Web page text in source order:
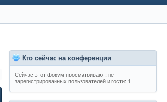
Кто сейчас на конференции
Сейчас этот форум просматривают: нет
зарегистрированных пользователей и гости: 1